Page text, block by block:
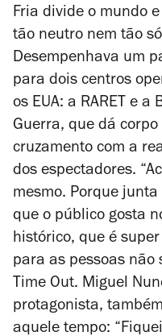
Fria divide o mundo
tão neutro nem tão
Desempenhava um
para dois centros
os EUA: a RARET e
Guerra, que dá
cruzamento com a
dos espectadores.
mesmo. Porque
que o público gosta
histórico, que é
para as pessoas não
Time Out. Miguel
protagonista,
aquele tempo: